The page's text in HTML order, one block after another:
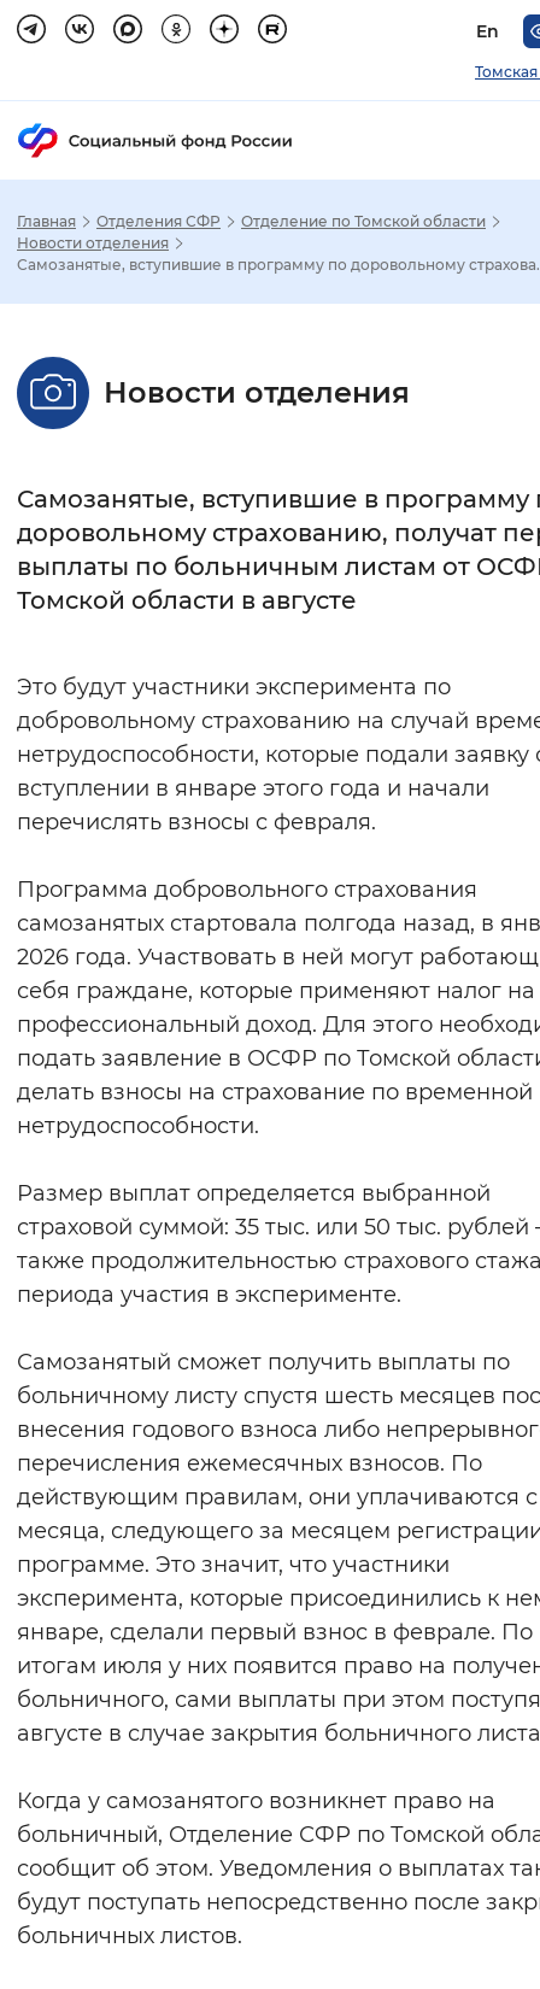
En
Настройка режима отображения
Стандартный Увеличенный
Цвет сайта
Монохромный
Синий фон
Включены Выключены
Звуковой ассистент
Воспроизвести Остановить
Вернуть стандартные настройки
Главная Отделения СФР
Отделение по Томской области
Новости отделения
Самозанятые, вступившие в программу по доровольному
Новости отделения
Самозанятые, вступившие в программу
доровольному страхованию, получат
выплаты по больничным листам от
Томской области в августе
Это будут участники эксперимента по
добровольному страхованию на случай
нетрудоспособности, которые подали заявку
вступлении в январе этого года и начали
перечислять взносы с февраля.
Программа добровольного страхования
самозанятых стартовала полгода назад, в
2026 года. Участвовать в ней могут
себя граждане, которые применяют налог на
профессиональный доход. Для этого
подать заявление в ОСФР по Томской
делать взносы на страхование по временной
нетрудоспособности.
Размер выплат определяется выбранной
страховой суммой: 35 тыс. или 50 тыс. рублей
также продолжительностью страхового
периода участия в эксперименте.
Самозанятый сможет получить выплаты по
больничному листу спустя шесть месяцев
внесения годового взноса либо
перечисления ежемесячных взносов. По
действующим правилам, они уплачиваются с
месяца, следующего за месяцем
программе. Это значит, что участники
эксперимента, которые присоединились к
январе, сделали первый взнос в феврале. По
итогам июля у них появится право на
больничного, сами выплаты при этом
августе в случае закрытия больничного
Когда у самозанятого возникнет право на
больничный, Отделение СФР по Томской
сообщит об этом. Уведомления о выплатах
будут поступать непосредственно после
больничных листов.